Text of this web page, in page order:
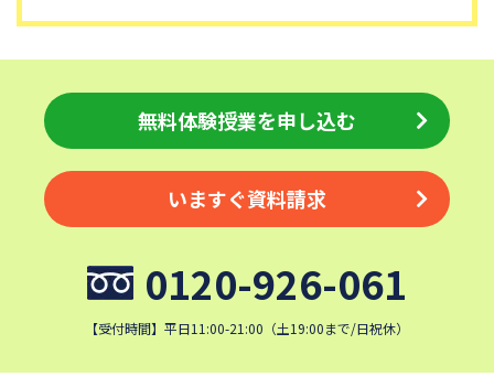
細田学園中学校
帝京大学中学校
同志社香里中学校
埼玉栄中学校
城北埼玉中学校
日本大学中学校
目黒日本大学中学校
関東学院中学校
帝塚山学院中学校
星野学園中学校
昭和学院中学校
東京女学館中学校
浜中学校
無料体験授業を申し込む
いますぐ資料請求
0120-926-061
【受付時間】平日11:00-21:00（土19:00まで/日祝休）